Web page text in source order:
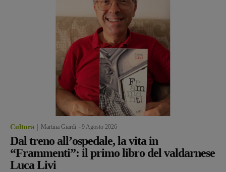
Cultura Martina Giardi 9 Agosto 2026
Dal treno all’ospedale, la vita in
“Frammenti”: il primo libro del valdarnese
Luca Livi